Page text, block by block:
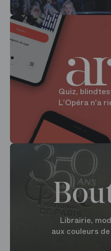
Quiz,
L'Opéra n'a
Librairie,
aux couleurs